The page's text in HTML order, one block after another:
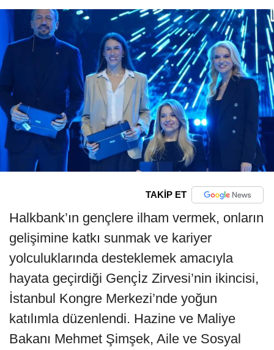
TAKİP ET
Halkbank’ın gençlere ilham vermek, onların
gelişimine katkı sunmak ve kariyer
yolculuklarında desteklemek amacıyla
hayata geçirdiği Gençİz Zirvesi’nin ikincisi,
İstanbul Kongre Merkezi’nde yoğun
katılımla düzenlendi. Hazine ve Maliye
Bakanı Mehmet Şimşek, Aile ve Sosyal